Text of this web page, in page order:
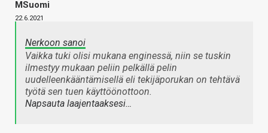
MSuomi
22.6.2021
Nerkoon sanoi
Vaikka tuki olisi mukana enginessä, niin se tuskin
ilmestyy mukaan peliin pelkällä pelin
uudelleenkääntämisellä eli tekijäporukan on tehtävä
työtä sen tuen käyttöönottoon.
Napsauta laajentaaksesi…